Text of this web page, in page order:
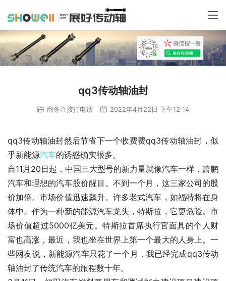
qq3传动轴油封
商务直接打电话 2022年4月22日 下午12:14
qq3传动轴油封然后节省下一个收费费qq3传动轴油封，似
乎新能源汽车的诱惑确实很多。
自11月20日起，中国三大型号的新力量就像汽车一样，萧鹏
汽车和理想的汽车股价醒目。不到一个月，这三家公司的股
价加倍。市场价值迅速飙升。许多老式汽车，如福特将在身
体中。作为一种新的能源汽车龙头，特斯拉，它更危险。市
场价值超过5000亿美元。特斯拉首席执行官面具的个人财
富也高涨，最近，我也坐在世界上第一个最大的人身上。一
些网友说，新能源汽车只花了一个月，我已经完成qq3传动
轴油封了传统汽车的旅程数十年。